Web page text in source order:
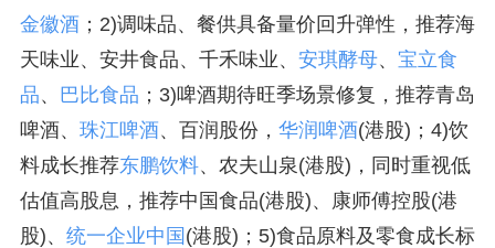
金徽酒 ；2)调味品、餐供具备量价回升弹性，推荐海
天味业、安井食品、千禾味业、 安琪酵母、 宝立食
品、 巴比食品 ；3)啤酒期待旺季场景修复，推荐青岛
啤酒、 珠江啤酒、百润股份， 华润啤酒(港股)；4)饮
料成长推荐东鹏饮料、农夫山泉(港股)，同时重视低
估值高股息，推荐中国食品(港股)、康师傅控股(港
股)、 统一企业中国 (港股)；5)食品原料及零食成长标